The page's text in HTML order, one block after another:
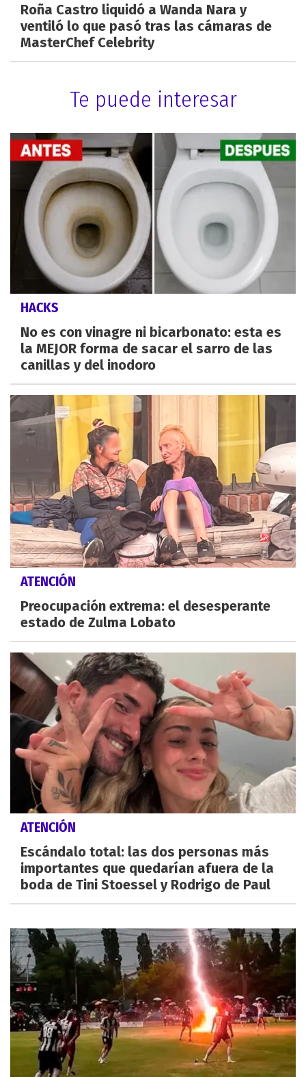
Roña Castro liquidó a Wanda Nara y
ventiló lo que pasó tras las cámaras de
MasterChef Celebrity
Te puede interesar
HACKS
No es con vinagre ni bicarbonato: esta es
la MEJOR forma de sacar el sarro de las
canillas y del inodoro
ATENCIÓN
Preocupación extrema: el desesperante
estado de Zulma Lobato
ATENCIÓN
Escándalo total: las dos personas más
importantes que quedarían afuera de la
boda de Tini Stoessel y Rodrigo de Paul